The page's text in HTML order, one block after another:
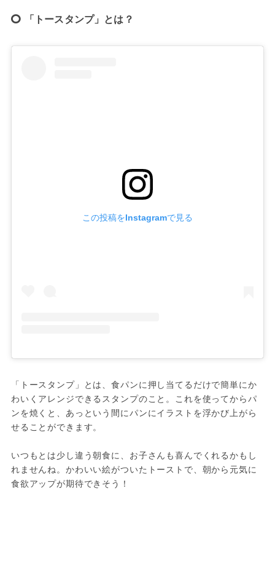
「トースタンプ」とは？
この投稿をInstagramで見る
「トースタンプ」とは、食パンに押し当てるだけで簡単にか
わいくアレンジできるスタンプのこと。これを使ってからパ
ンを焼くと、あっという間にパンにイラストを浮かび上がら
せることができます。
いつもとは少し違う朝食に、お子さんも喜んでくれるかもし
れませんね。かわいい絵がついたトーストで、朝から元気に
食欲アップが期待できそう！